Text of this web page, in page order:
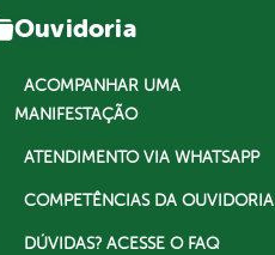
Ouvidoria
ACOMPANHAR UMA
MANIFESTAÇÃO
ATENDIMENTO VIA WHATSAPP
COMPETÊNCIAS DA OUVIDORIA
DÚVIDAS? ACESSE O FAQ